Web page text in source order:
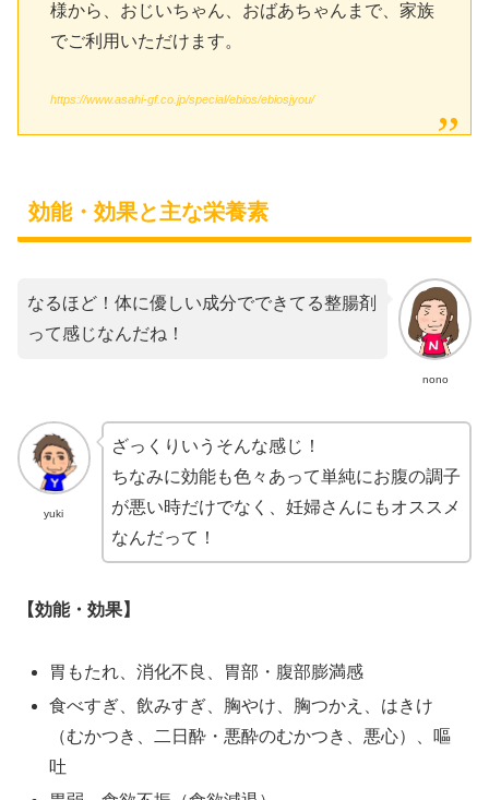
様から、おじいちゃん、おばあちゃんまで、家族
でご利用いただけます。
https://www.asahi-gf.co.jp/special/ebios/ebiosjyou/
効能・効果と主な栄養素
nono
なるほど！体に優しい成分でできてる整腸剤
って感じなんだね！
yuki
ざっくりいうそんな感じ！
ちなみに効能も色々あって単純にお腹の調子
が悪い時だけでなく、妊婦さんにもオススメ
なんだって！
【効能・効果】
胃もたれ、消化不良、胃部・腹部膨満感
食べすぎ、飲みすぎ、胸やけ、胸つかえ、はきけ
（むかつき、二日酔・悪酔のむかつき、悪心）、嘔
吐